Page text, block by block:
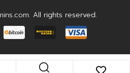
. All rights reserved.